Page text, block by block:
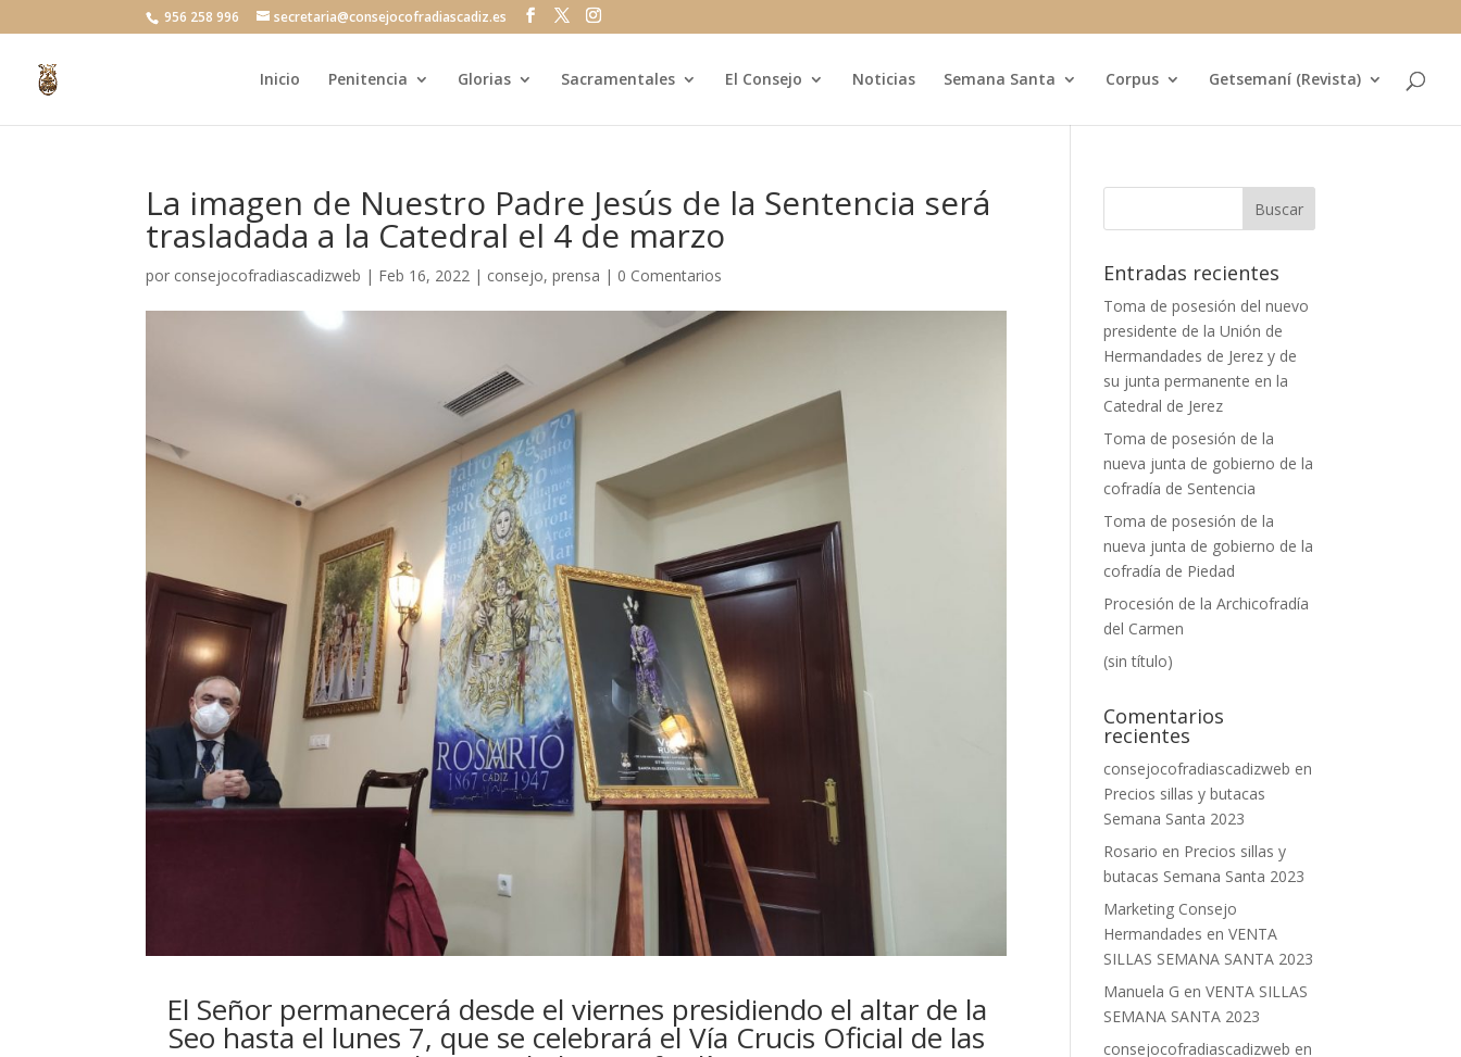
956 258 996 secretaria@consejocofradiascadiz.es
Inicio Penitencia Glorias Sacramentales El Consejo Noticias Semana Santa Corpus Getsemaní (Revista)
La imagen de Nuestro Padre Jesús de la Sentencia será
trasladada a la Catedral el 4 de marzo
por consejocofradiascadizweb | Feb 16, 2022 | consejo,prensa | 0 Comentarios
El Señor permanecerá desde el viernes presidiendo el altar de la
Seo hasta el lunes 7, que se celebrará el Vía Crucis Oficial de las
Entradas recientes
Toma de posesión del nuevo
presidente de la Unión de
Hermandades de Jerez y de
su junta permanente en la
Catedral de Jerez
Toma de posesión de la
nueva junta de gobierno de la
cofradía de Sentencia
Toma de posesión de la
nueva junta de gobierno de la
cofradía de Piedad
Procesión de la Archicofradía
del Carmen
(sin título)
Comentarios
recientes
consejocofradiascadizweb en
Precios sillas y butacas
Semana Santa 2023
Rosario en Precios sillas y
butacas Semana Santa 2023
Marketing Consejo
Hermandades enVENTA
SILLAS SEMANA SANTA 2023
Manuela G enVENTA SILLAS
SEMANA SANTA 2023
consejocofradiascadizweb en